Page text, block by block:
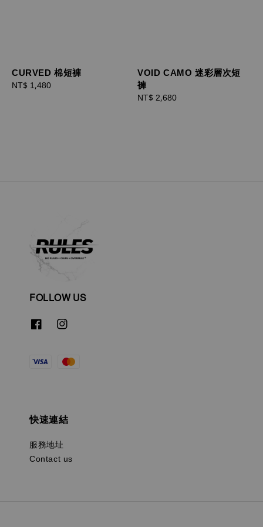
CURVED 棉短褲
Regular
NT$ 1,480
VOID CAMO 迷彩層次短
褲
Regular
NT$ 2,680
FOLLOW US
快速連結
服務地址
Contact us